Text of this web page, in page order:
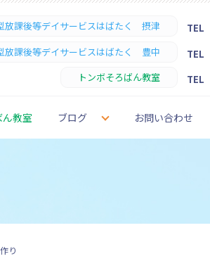
課後等デイサービスはばたく 摂津 TEL
課後等デイサービスはばたく 豊中 TEL
トンボそろばん教室 TEL
ん教室 ブログ お問い合わせ
り